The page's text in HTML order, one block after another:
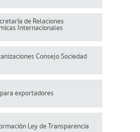
de Relaciones
Internacionales
Consejo Sociedad
exportadores
Ley de Transparencia